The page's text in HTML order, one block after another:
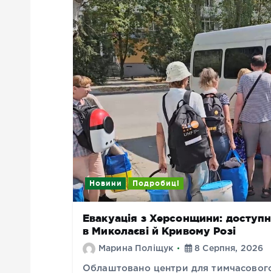
Новини Подробиці
Евакуація з Херсонщини:
в Миколаєві й Кривому Розі
Марина Поліщук 8 Серпня, 2026
Облаштовано центри для